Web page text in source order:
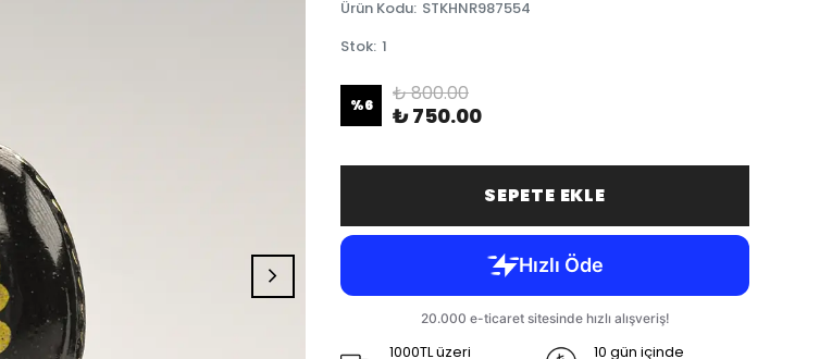
Ürün Kodu: STKHNR987554
Stok: 1
%6 ₺ 800.00
₺ 750.00
SEPETE EKLE
1000TL üzeri
10 gün içinde